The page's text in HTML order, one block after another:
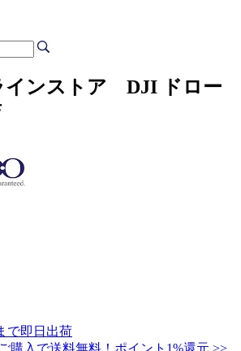
インストア DJI ドロー
で即日出荷